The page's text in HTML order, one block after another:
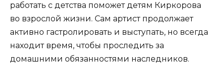
работать с детства поможет детям Киркорова
во взрослой жизни. Сам артист продолжает
активно гастролировать и выступать, но всегда
находит время, чтобы проследить за
домашними обязанностями наследников.